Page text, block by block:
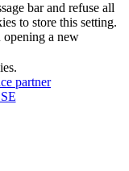
bar and refuse all
to store this setting.
a new
partner